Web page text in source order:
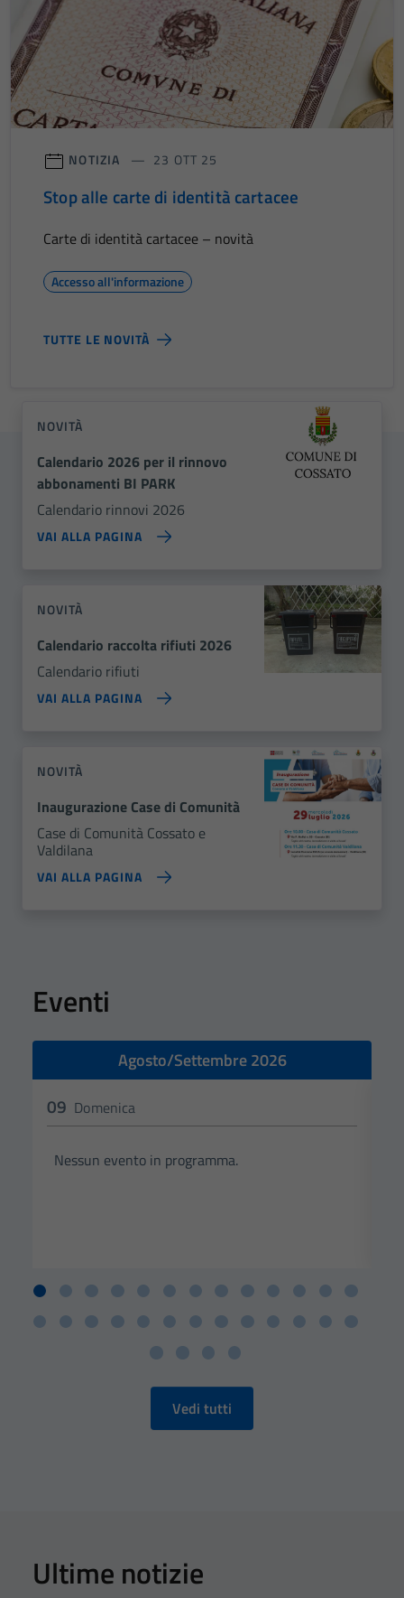
NOTIZIA 23 OTT 25
Stop alle carte di identità cartacee
Carte di identità cartacee – novità
Accesso all'informazione
TUTTE LE NOVITÀ
NOVITÀ
Calendario 2026 per il rinnovo
abbonamenti BI PARK
Calendario rinnovi 2026
VAI ALLA PAGINA
NOVITÀ
Calendario raccolta rifiuti 2026
Calendario rifiuti
VAI ALLA PAGINA
NOVITÀ
Inaugurazione Case di Comunità
Case di Comunità Cossato e
Valdilana
VAI ALLA PAGINA
Eventi
Agosto/Settembre 2026
09 Domenica
Nessun evento in programma.
Vedi tutti
Ultime notizie